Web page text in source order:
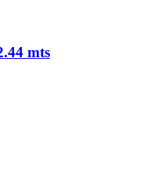
mts